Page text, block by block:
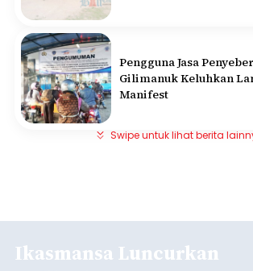
Pengguna Jasa
Gilimanuk Keluhkan
Manifest
Swipe untuk lihat berita
Ikasmansa Luncurkan